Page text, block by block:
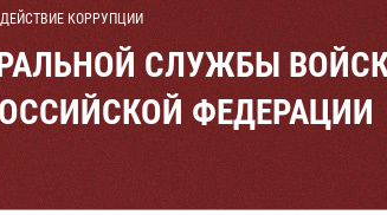
КОРРУПЦИИ
СЛУЖБЫ
ФЕДЕРАЦИИ